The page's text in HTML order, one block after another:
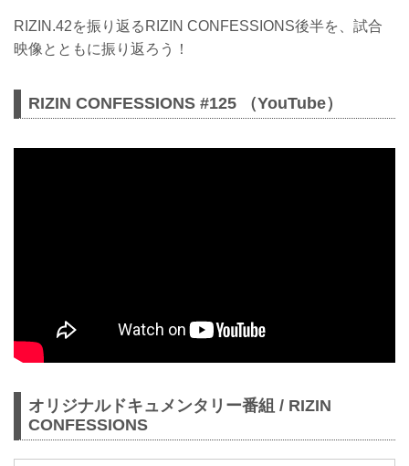
RIZIN.42を振り返るRIZIN CONFESSIONS後半を、試合
映像とともに振り返ろう！
RIZIN CONFESSIONS #125 （YouTube）
オリジナルドキュメンタリー番組 / RIZIN
CONFESSIONS